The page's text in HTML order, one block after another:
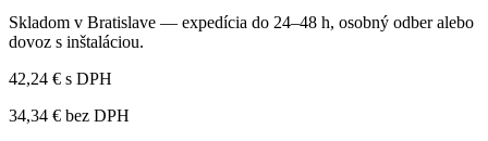
Skladom v Bratislave — expedícia do 24–48 h, osobný odber alebo
dovoz s inštaláciou.
42,24 € s DPH
34,34 € bez DPH